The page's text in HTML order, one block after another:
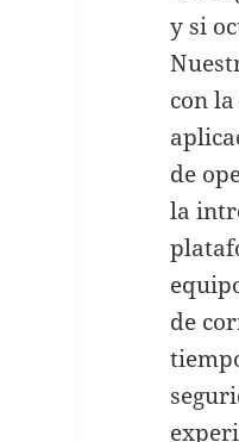
y si
con
de
la
de